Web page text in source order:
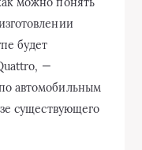
будет
—
автомобильным
существующего